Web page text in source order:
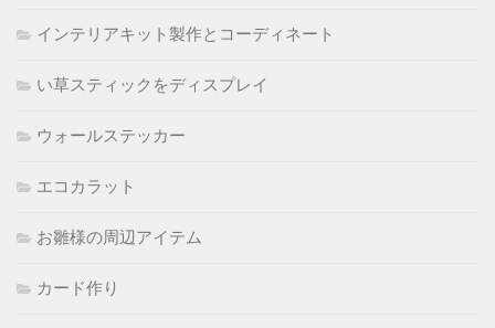
インテリアキット製作とコーディネート
い草スティックをディスプレイ
ウォールステッカー
エコカラット
お雛様の周辺アイテム
カード作り